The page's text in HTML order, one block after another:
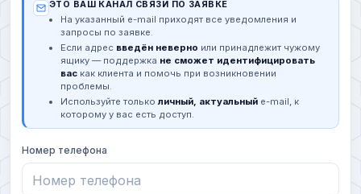
ЭТО ВАШ КАНАЛ СВЯЗИ ПО ЗАЯВКЕ
На указанный e-mail приходят все уведомления и
запросы по заявке.
Если адрес введён неверно или принадлежит чужому
ящику — поддержка не сможет идентифицировать
вас как клиента и помочь при возникновении
проблемы.
Используйте тольколичный, актуальный e-mail, к
которому у вас есть доступ.
Номер телефона